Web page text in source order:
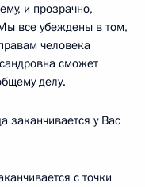
и прозрачно,
все убеждены в том,
человека
сможет
делу.
заканчивается у Вас
с точки